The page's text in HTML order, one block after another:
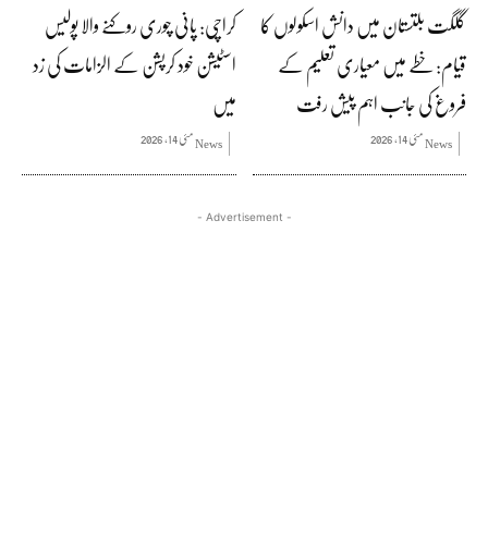
گلگت بلتستان میں دانش اسکولوں کا
قیام: خطے میں معیاری تعلیم کے
فروغ کی جانب اہم پیش رفت
Newsمئی 14, 2026
کراچی: پانی چوری روکنے والا پولیس
اسٹیشن خود کرپشن کے الزامات کی زد
میں
Newsمئی 14, 2026
- Advertisement -